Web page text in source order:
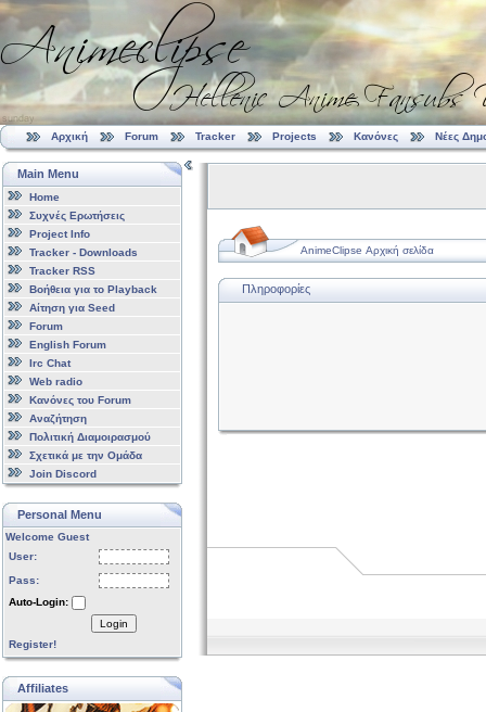
Αρχική Forum Tracker Projects Κανόνες Νέες
Main Menu
Home
Συχνές Ερωτήσεις
Project Info
Tracker - Downloads
Tracker RSS
Βοήθεια για το Playback
Αίτηση για Seed
Forum
English Forum
Irc Chat
Web radio
Κανόνες του Forum
Αναζήτηση
Πολιτική Διαμοιρασμού
Σχετικά με την Ομάδα
Join Discord
Personal Menu
Welcome Guest
User:
Pass:
Auto-Login:
Login
Register!
Affiliates
AnimeClipse Αρχική σελίδα
Πληροφορίες